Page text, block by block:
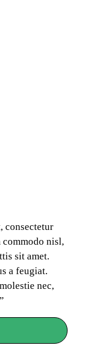
consectetur
nisl,
sit amet.
a feugiat.
nec,